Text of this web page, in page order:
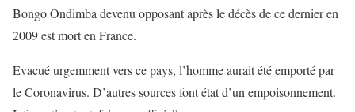
Bongo Ondimba devenu opposant après le décès de ce dernier en
2009 est mort en France.
Evacué urgemment vers ce pays, l’homme aurait été emporté par
le Coronavirus. D’autres sources font état d’un empoisonnement.